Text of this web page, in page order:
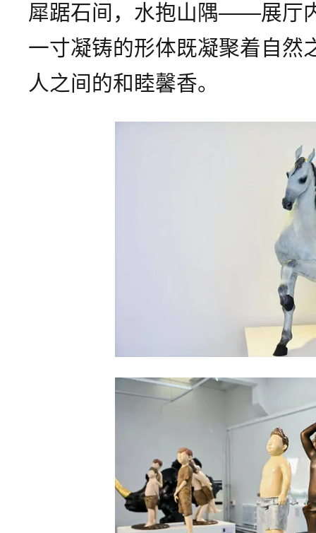
犀踞石间，水抱山隅——展厅
一寸凝铸的形体既凝聚着自然
人之间的和睦馨香。